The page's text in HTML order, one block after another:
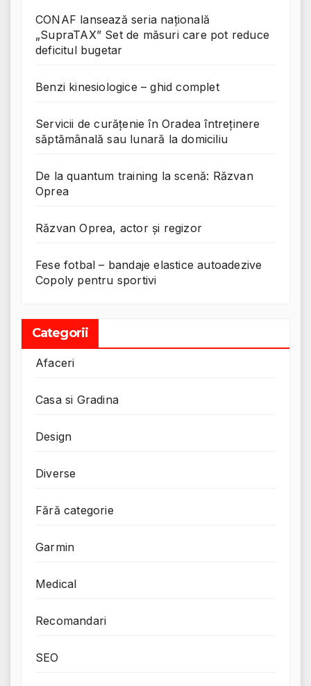
CONAF lansează seria națională
„SupraTAX” Set de măsuri care pot reduce
deficitul bugetar
Benzi kinesiologice – ghid complet
Servicii de curățenie în Oradea întreținere
săptămânală sau lunară la domiciliu
De la quantum training la scenă: Răzvan
Oprea
Răzvan Oprea, actor și regizor
Fese fotbal – bandaje elastice autoadezive
Copoly pentru sportivi
Categorii
Afaceri
Casa si Gradina
Design
Diverse
Fără categorie
Garmin
Medical
Recomandari
SEO